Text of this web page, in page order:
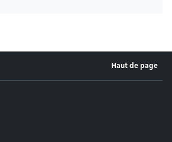
Haut de page